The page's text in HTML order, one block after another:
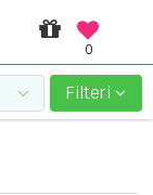
0
Filteri